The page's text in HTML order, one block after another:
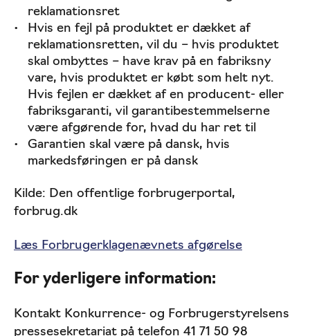
reklamationsret
Hvis en fejl på produktet er dækket af
reklamationsretten, vil du – hvis produktet
skal ombyttes – have krav på en fabriksny
vare, hvis produktet er købt som helt nyt.
Hvis fejlen er dækket af en producent- eller
fabriksgaranti, vil garantibestemmelserne
være afgørende for, hvad du har ret til
Garantien skal være på dansk, hvis
markedsføringen er på dansk
Kilde: Den offentlige forbrugerportal,
forbrug.dk
Læs Forbrugerklagenævnets afgørelse
For yderligere information:
Kontakt Konkurrence- og Forbrugerstyrelsens
pressesekretariat på telefon 41 71 50 98